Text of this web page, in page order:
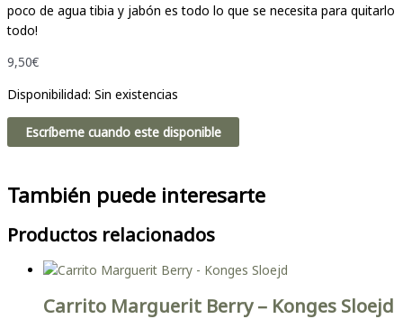
poco de agua tibia y jabón es todo lo que se necesita para quitarlo
todo!
9,50€
Disponibilidad: Sin existencias
Escríbeme cuando este disponible
También puede interesarte
Productos relacionados
Carrito Marguerit Berry – Konges Sloejd